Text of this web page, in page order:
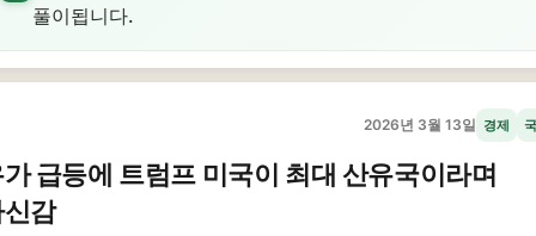
풀이됩니다.
2026년 3월 13일 경제
급등에 트럼프 미국이 최대 산유국이라며
감